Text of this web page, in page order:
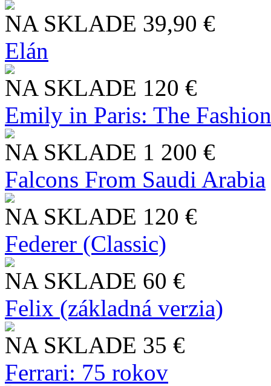
NA SKLADE 39,90 €
Elán
NA SKLADE 120 €
Emily in Paris: The
NA SKLADE 1 200 €
Falcons From Saudi Arabia
NA SKLADE 120 €
Federer (Classic)
NA SKLADE 60 €
Felix (základná verzia)
NA SKLADE 35 €
Ferrari: 75 rokov